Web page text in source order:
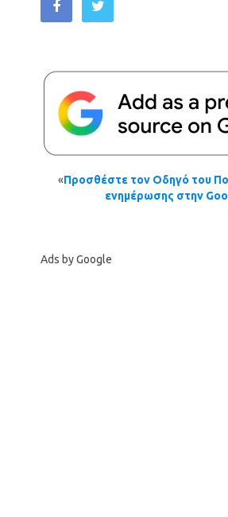
«Προσθέστε τον Οδηγό του
ενημέρωσης στην
Ads by Google